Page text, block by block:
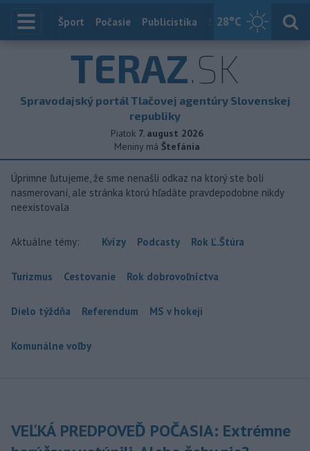
28°C
Index
Šport Počasie Publicistika Slovensko
TERAZ.SK
Spravodajský portál Tlačovej agentúry Slovenskej
republiky
Piatok 7. august 2026
Meniny má Štefánia
Úprimne ľutujeme, že sme nenašli odkaz na ktorý ste boli
nasmerovaní, ale stránka ktorú hľadáte pravdepodobne nikdy
neexistovala
Aktuálne témy: Kvízy Podcasty Rok Ľ.Štúra
Turizmus Cestovanie Rok dobrovoľníctva
Dielo týždňa Referendum MS v hokeji
Komunálne voľby
VEĽKÁ PREDPOVEĎ POČASIA: Extrémne